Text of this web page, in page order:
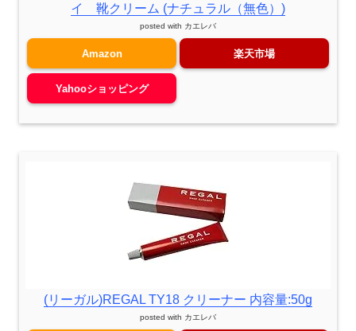
イ 靴クリーム (ナチュラル（無色）)
posted with カエレバ
Amazon 楽天市場
Yahooショッピング
(リーガル)REGAL TY18 クリーナー 内容量:50g
posted with カエレバ